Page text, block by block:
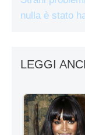
nulla è stato
LEGGI